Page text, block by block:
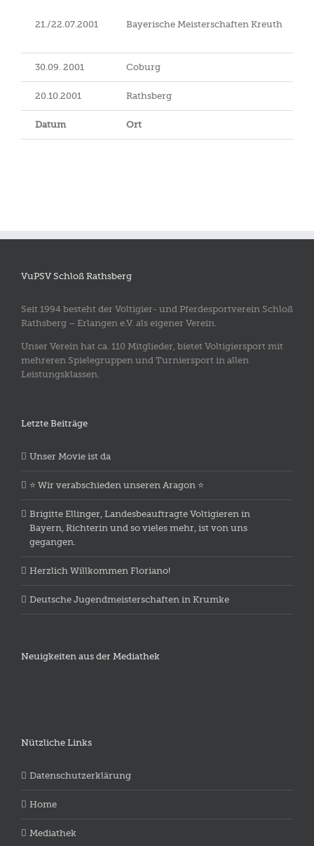
21./22.07.2001 Bayerische Meisterschaften Kreuth
30.09. 2001 Coburg
20.10.2001 Rathsberg
Datum Ort
VuPSV Schloß Rathsberg
Seit 1994 besteht der Voltigier- und Pferdesportverein Schloß
Rathsberg – Erlangen e.V. als eigener Verein.
Unser Verein hat ca. 110 Mitglieder, bietet Voltigiersport mit
mehreren Spielegruppen und Turniersport in allen
Leistungsklassen.
Letzte Beiträge
Unser Movie ist da
⭐️ Wir verabschieden unseren Aragon ⭐️
Brigitte Ellinger, Landesbeauftragte Voltigieren in
Bayern, Richterin und so vieles mehr, ist von uns
gegangen.
Herzlich Willkommen Floriano!
Deutsche Jugendmeisterschaften in Krumke
Neuigkeiten aus der Mediathek
Nützliche Links
Datenschutzerklärung
Home
Mediathek